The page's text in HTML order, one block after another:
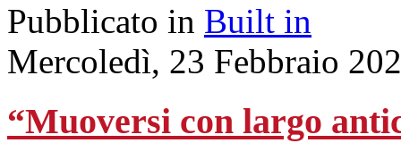
Pubblicato in Built in
Mercoledì, 23 Febbraio
“Muoversi con largo